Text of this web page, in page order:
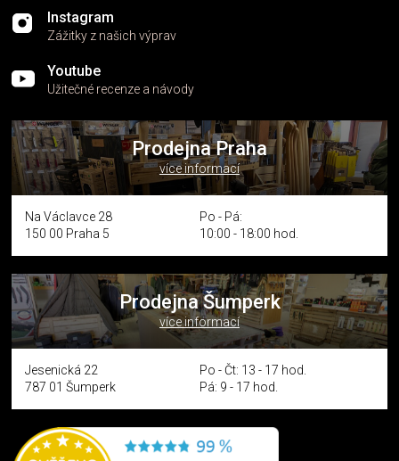
Instagram
Zážitky z našich výprav
Youtube
Užitečné recenze a návody
Prodejna Praha
více informací
Na Václavce 28
150 00 Praha 5
Po - Pá:
10:00 - 18:00 hod.
Prodejna Šumperk
více informací
Jesenická 22
787 01 Šumperk
Po - Čt: 13 - 17 hod.
Pá: 9 - 17 hod.